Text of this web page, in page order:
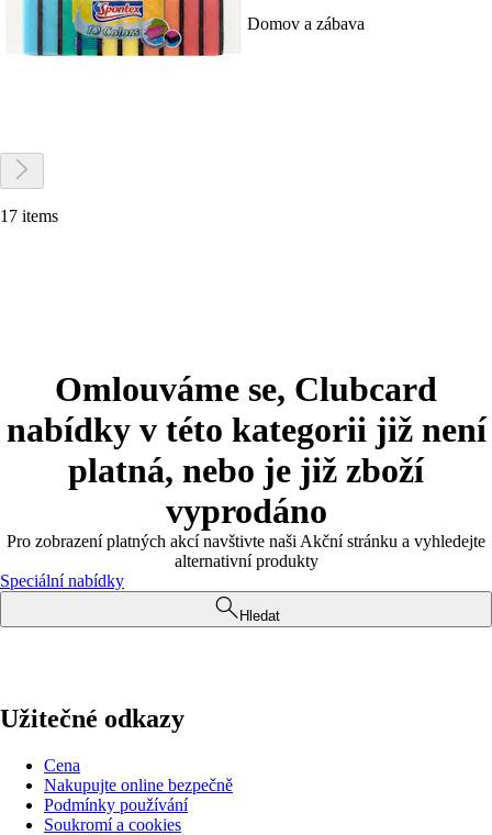
Domov a zábava
17 items
Omlouváme se, Clubcard
nabídky v této kategorii již není
platná, nebo je již zboží
vyprodáno
Pro zobrazení platných akcí navštivte naši Akční stránku a vyhledejte
alternativní produkty
Speciální nabídky
Hledat
Užitečné odkazy
Cena
Nakupujte online bezpečně
Podmínky používání
Soukromí a cookies